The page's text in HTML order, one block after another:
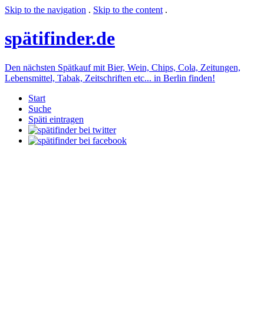
Skip to the navigation . Skip to the content .
spätifinder.de
Den nächsten Spätkauf mit Bier, Wein, Chips, Cola, Zeitungen,
Lebensmittel, Tabak, Zeitschriften etc... in Berlin finden!
Start
Suche
Späti eintragen